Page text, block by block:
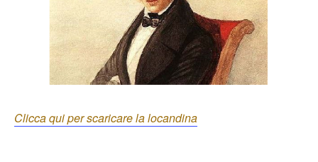
Clicca qui per scaricare la locandina